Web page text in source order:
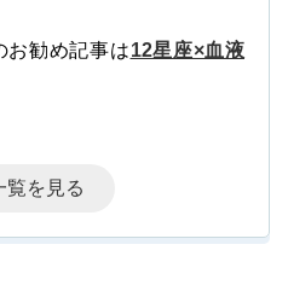
お勧め記事は12星座×血液
覧を見る